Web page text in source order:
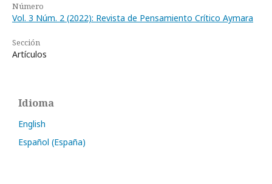
Número
Vol. 3 Núm. 2 (2022): Revista de Pensamiento Crítico Aymara
Sección
Artículos
Idioma
English
Español (España)